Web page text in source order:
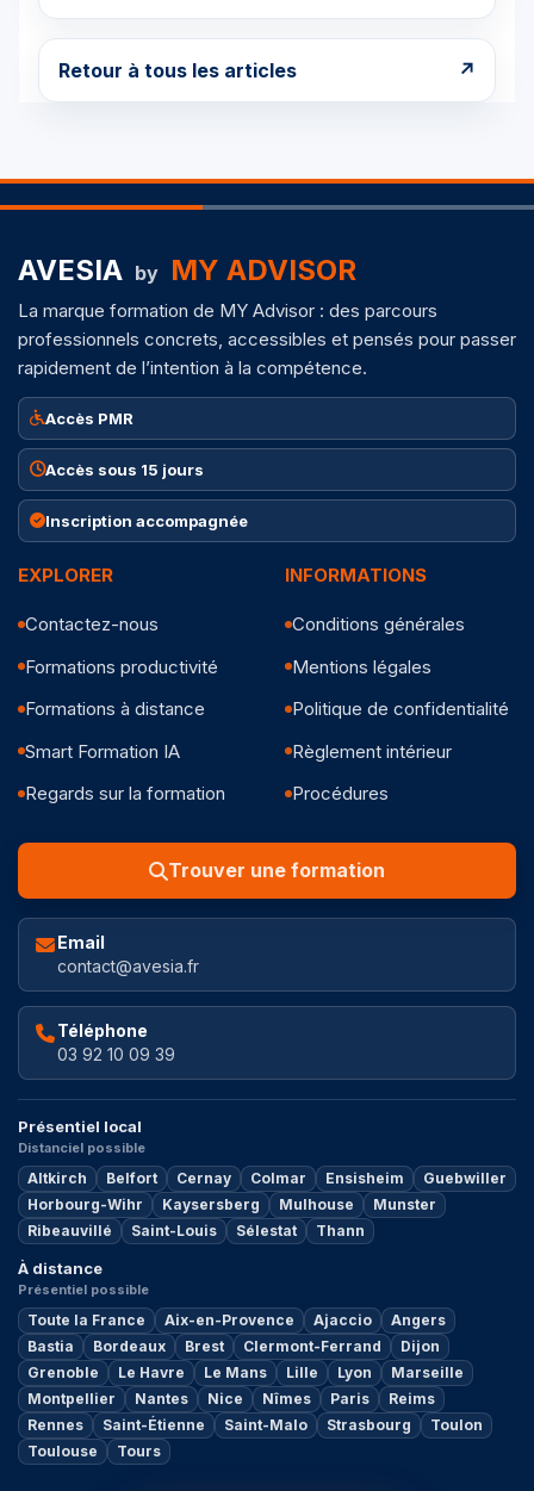
Retour à tous les articles ↗
AVESIA by MY ADVISOR
La marque formation de MY Advisor : des parcours
professionnels concrets, accessibles et pensés pour passer
rapidement de l’intention à la compétence.
Accès PMR
Accès sous 15 jours
Inscription accompagnée
EXPLORER
Contactez-nous
Formations productivité
Formations à distance
Smart Formation IA
Regards sur la formation
INFORMATIONS
Conditions générales
Mentions légales
Politique de confidentialité
Règlement intérieur
Procédures
Trouver une formation
Email
contact@avesia.fr
Téléphone
03 92 10 09 39
Présentiel local
Distanciel possible
Altkirch Belfort Cernay Colmar Ensisheim
Guebwiller
Horbourg-Wihr
Kaysersberg Mulhouse
Munster
Ribeauvillé
Saint-Louis Sélestat Thann
À distance
Présentiel possible
Toute la France Aix-en-Provence Ajaccio
Angers
Bastia
Bordeaux Brest Clermont-Ferrand
Dijon
Grenoble
Le Havre Le Mans Lille Lyon
Marseille
Montpellier
Nantes Nice Nîmes Paris
Reims
Rennes
Saint-Étienne Saint-Malo Strasbourg
Toulon
Toulouse
Tours